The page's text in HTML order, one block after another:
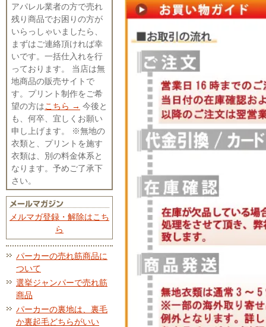
アパレル業者の方で売れ
残り商品でお困りの方が
いらっしゃいましたら、
まずはご連絡頂ければ幸
いです。一括仕入れを行
っております。 当店は無
地商品の販売サイトで
す。プリント制作をご希
望の方はこちら → 今後と
も、何卒、宜しくお願い
申し上げます。 ※無地の
衣類と、プリントを施す
衣類は、別の料金体系と
なります。予めご了承下
さい。
メルマガ登録・解除はこち
ら
パーカーの売れ筋商品に
ついて
選挙ジャンパーで売れ筋
商品
パーカーの裏地は、裏毛
か裏起毛どちらがいい